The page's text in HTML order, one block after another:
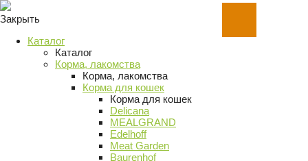
Закрыть
Каталог
Каталог
Корма, лакомства
Корма, лакомства
Корма для кошек
Корма для кошек
Delicana
MEALGRAND
Edelhoff
Meat Garden
Baurenhof